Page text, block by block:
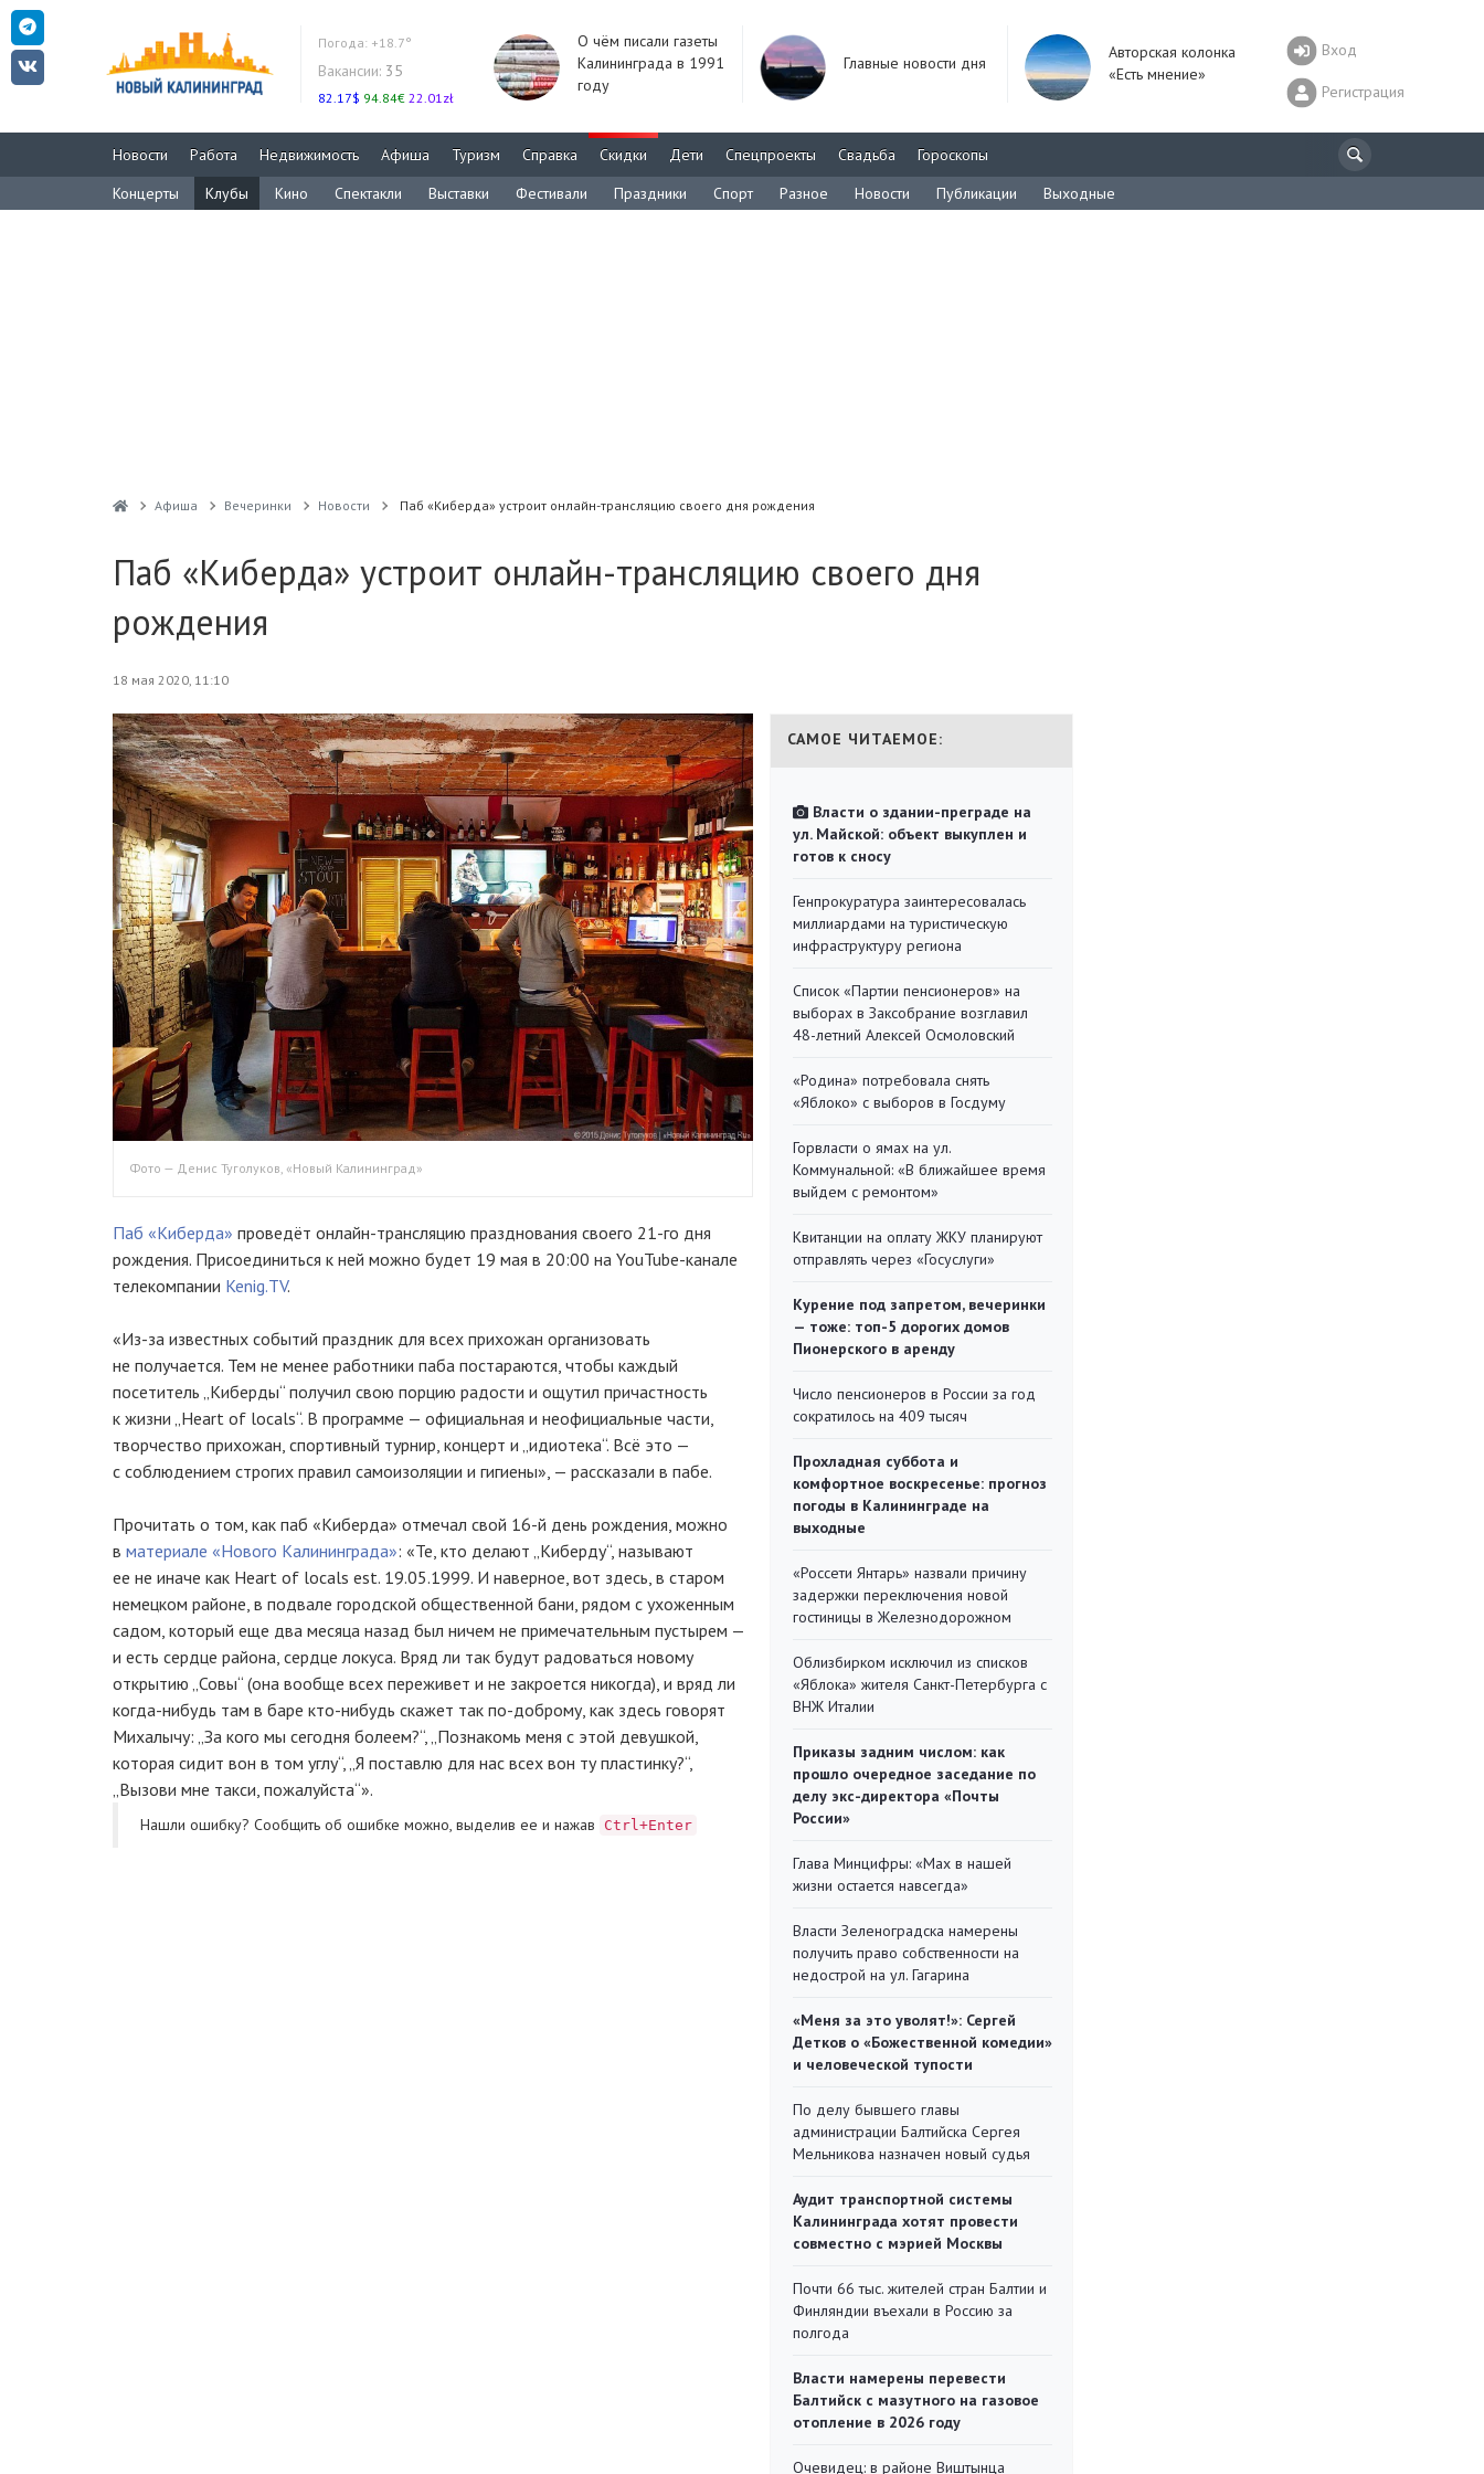
Погода: +18.7°
Вакансии: 35
82.17$ 94.84€ 22.01zł
О чём писали газеты
Калининграда в 1991
году
Главные новости дня
Авторская колонка
«Есть мнение»
Вход
Регистрация
Новости Работа Недвижимость Афиша Туризм Справка Скидки Дети Спецпроекты Свадьба
Гороскопы
Концерты
Клубы Кино Спектакли Выставки Фестивали Праздники Спорт Разное Новости Публикации Выходные
Афиша Вечеринки Новости Паб «Киберда» устроит онлайн-трансляцию своего дня рождения
Паб «Киберда» устроит онлайн-трансляцию своего дня
рождения
18 мая 2020, 11:10
Фото — Денис Туголуков, «Новый Калининград»
Паб «Киберда» проведёт онлайн-трансляцию празднования своего 21-го дня
рождения. Присоединиться к ней можно будет 19 мая в 20:00 на YouTube-канале
телекомпании Kenig.TV.
«Из-за известных событий праздник для всех прихожан организовать
не получается. Тем не менее работники паба постараются, чтобы каждый
посетитель „Киберды“ получил свою порцию радости и ощутил причастность
к жизни „Heart of locals“. В программе — официальная и неофициальные части,
творчество прихожан, спортивный турнир, концерт и „идиотека“. Всё это —
с соблюдением строгих правил самоизоляции и гигиены», — рассказали в пабе.
Прочитать о том, как паб «Киберда» отмечал свой 16-й день рождения, можно
в материале «Нового Калининграда»: «Те, кто делают „Киберду“, называют
ее не иначе как Heart of locals est. 19.05.1999. И наверное, вот здесь, в старом
немецком районе, в подвале городской общественной бани, рядом с ухоженным
садом, который еще два месяца назад был ничем не примечательным пустырем —
и есть сердце района, сердце локуса. Вряд ли так будут радоваться новому
открытию „Совы“ (она вообще всех переживет и не закроется никогда), и вряд ли
когда-нибудь там в баре кто-нибудь скажет так по-доброму, как здесь говорят
Михалычу: „За кого мы сегодня болеем?“, „Познакомь меня с этой девушкой,
которая сидит вон в том углу“, „Я поставлю для нас всех вон ту пластинку?“,
„Вызови мне такси, пожалуйста“».
Нашли ошибку? Cообщить об ошибке можно, выделив ее и нажав Ctrl+Enter
САМОЕ ЧИТАЕМОЕ:
Власти о здании-преграде на
ул. Майской: объект выкуплен и
готов к сносу
Генпрокуратура заинтересовалась
миллиардами на туристическую
инфраструктуру региона
Список «Партии пенсионеров» на
выборах в Заксобрание возглавил
48-летний Алексей Осмоловский
«Родина» потребовала снять
«Яблоко» с выборов в Госдуму
Горвласти о ямах на ул.
Коммунальной: «В ближайшее время
выйдем с ремонтом»
Квитанции на оплату ЖКУ планируют
отправлять через «Госуслуги»
Курение под запретом, вечеринки
— тоже: топ-5 дорогих домов
Пионерского в аренду
Число пенсионеров в России за год
сократилось на 409 тысяч
Прохладная суббота и
комфортное воскресенье: прогноз
погоды в Калининграде на
выходные
«Россети Янтарь» назвали причину
задержки переключения новой
гостиницы в Железнодорожном
Облизбирком исключил из списков
«Яблока» жителя Санкт-Петербурга с
ВНЖ Италии
Приказы задним числом: как
прошло очередное заседание по
делу экс-директора «Почты
России»
Глава Минцифры: «Мах в нашей
жизни остается навсегда»
Власти Зеленоградска намерены
получить право собственности на
недострой на ул. Гагарина
«Меня за это уволят!»: Сергей
Детков о «Божественной комедии»
и человеческой тупости
По делу бывшего главы
администрации Балтийска Сергея
Мельникова назначен новый судья
Аудит транспортной системы
Калининграда хотят провести
совместно с мэрией Москвы
Почти 66 тыс. жителей стран Балтии и
Финляндии въехали в Россию за
полгода
Власти намерены перевести
Балтийск с мазутного на газовое
отопление в 2026 году
Очевидец: в районе Виштынца